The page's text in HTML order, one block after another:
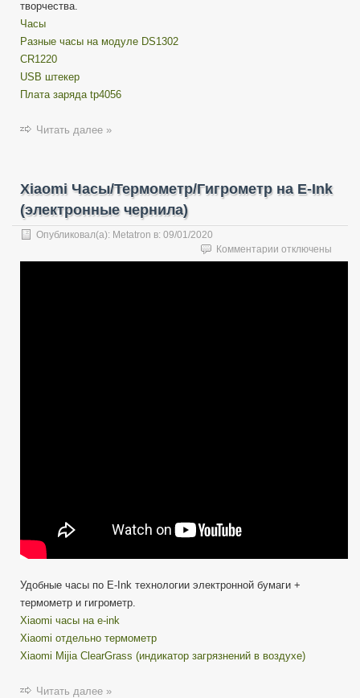
творчества.
Часы
Разные часы на модуле DS1302
CR1220
USB штекер
Плата заряда tp4056
Читать далее »
Xiaomi Часы/Термометр/Гигрометр на E-Ink
(электронные чернила)
Опубликовал(а): Metatron в: 09/01/2020
Комментарии к
записи
отключены
Удобные часы по E-Ink технологии электронной бумаги +
термометр и гигрометр.
Xiaomi часы на e-ink
Xiaomi отдельно термометр
Xiaomi Mijia ClearGrass (индикатор загрязнений в воздухе)
Читать далее »